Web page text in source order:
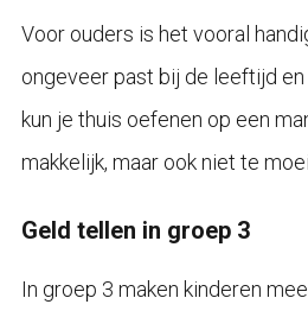
Voor ouders is het vooral
ongeveer past bij de leeftijd en
kun je thuis oefenen op een
makkelijk, maar ook niet te
Geld tellen in groep 3
In groep 3 maken kinderen